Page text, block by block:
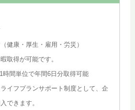
健康・厚生・雇用・労災）
取得が可能です。
間単位で年間6日分取得可能
イフプランサポート制度として、企
できます。